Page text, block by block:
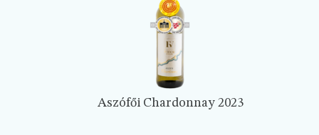
Aszófői Chardonnay 2023